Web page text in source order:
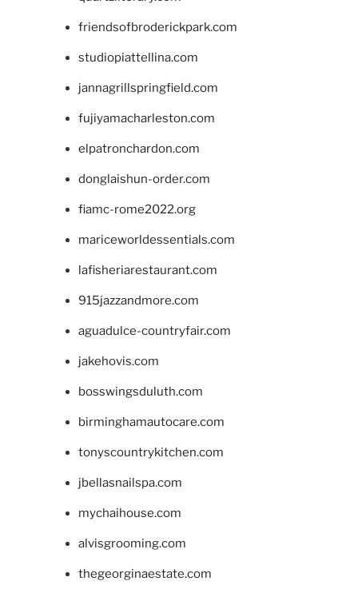
friendsofbroderickpark.com
studiopiattellina.com
jannagrillspringfield.com
fujiyamacharleston.com
elpatronchardon.com
donglaishun-order.com
fiamc-rome2022.org
mariceworldessentials.com
lafisheriarestaurant.com
915jazzandmore.com
aguadulce-countryfair.com
jakehovis.com
bosswingsduluth.com
birminghamautocare.com
tonyscountrykitchen.com
jbellasnailspa.com
mychaihouse.com
alvisgrooming.com
thegeorginaestate.com